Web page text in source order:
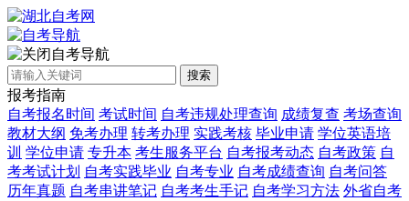
自考导航
搜索
报考指南
自考报名时间 考试时间 自考违规处理查询 成绩复查 考场查询
教材大纲 免考办理 转考办理 实践考核 毕业申请 学位英语培
训 学位申请 专升本 考生服务平台 自考报考动态 自考政策 自
考考试计划 自考实践毕业 自考专业 自考成绩查询 自考问答
历年真题 自考串讲笔记 自考考生手记 自考学习方法 外省自考